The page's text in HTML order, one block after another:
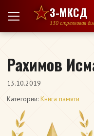
Перейти к содержимому
3-МКСД
130 стрелковая
Рахимов
13.10.2019
Категории: Книга памяти